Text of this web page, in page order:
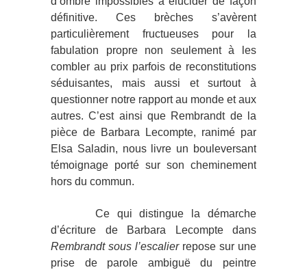
définitive. Ces brèches s’avèrent
particulièrement fructueuses pour la
fabulation propre non seulement à les
combler au prix parfois de reconstitutions
séduisantes, mais aussi et surtout à
questionner notre rapport au monde et aux
autres. C’est ainsi que Rembrandt de la
pièce de Barbara Lecompte, ranimé par
Elsa Saladin, nous livre un bouleversant
témoignage porté sur son cheminement
hors du commun.
Ce qui distingue la démarche
d’écriture de Barbara Lecompte dans
Rembrandt sous l’escalierrepose sur une
prise de parole ambiguë du peintre